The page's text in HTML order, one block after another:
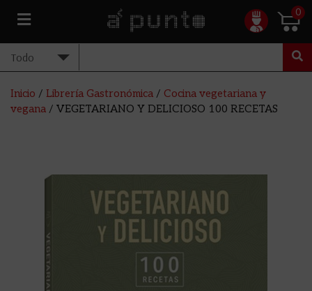
0
Inicio / Librería Gastronómica / Cocina vegetariana y
vegana / VEGETARIANO Y DELICIOSO 100 RECETAS